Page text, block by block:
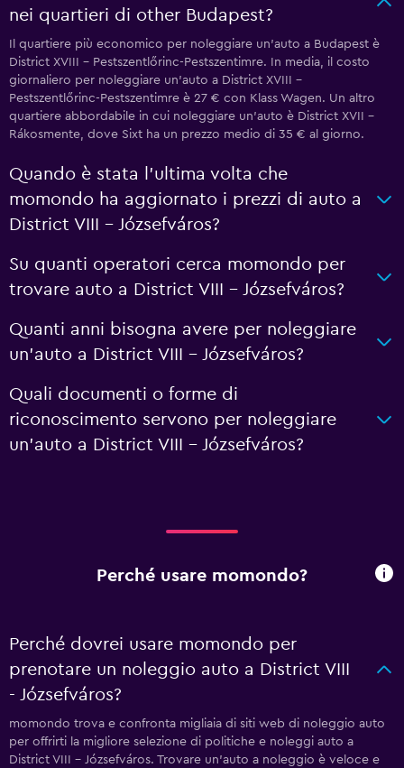
nei quartieri di other Budapest?
Il quartiere più economico per noleggiare un'auto a Budapest è
District XVIII - Pestszentlőrinc-Pestszentimre. In media, il costo
giornaliero per noleggiare un'auto a District XVIII -
Pestszentlőrinc-Pestszentimre è 27 € con Klass Wagen. Un altro
quartiere abbordabile in cui noleggiare un'auto è District XVII -
Rákosmente, dove Sixt ha un prezzo medio di 35 € al giorno.
Quando è stata l'ultima volta che
momondo ha aggiornato i prezzi di auto a
District VIII - Józsefváros?
Su quanti operatori cerca momondo per
trovare auto a District VIII - Józsefváros?
Quanti anni bisogna avere per noleggiare
un'auto a District VIII - Józsefváros?
Quali documenti o forme di
riconoscimento servono per noleggiare
un'auto a District VIII - Józsefváros?
Perché usare momondo?
Perché dovrei usare momondo per
prenotare un noleggio auto a District VIII
- Józsefváros?
momondo trova e confronta migliaia di siti web di noleggio auto
per offrirti la migliore selezione di politiche e noleggi auto a
District VIII - Józsefváros. Trovare un'auto a noleggio è veloce e